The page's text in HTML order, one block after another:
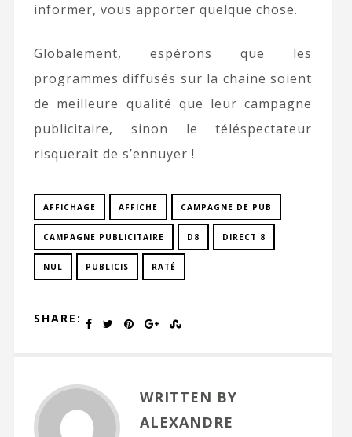
informer, vous apporter quelque chose.
Globalement, espérons que les
programmes diffusés sur la chaine soient
de meilleure qualité que leur campagne
publicitaire, sinon le téléspectateur
risquerait de s’ennuyer !
AFFICHAGE AFFICHE CAMPAGNE DE PUB
CAMPAGNE PUBLICITAIRE D8 DIRECT 8
NUL PUBLICIS RATÉ
SHARE:
WRITTEN BY
ALEXANDRE